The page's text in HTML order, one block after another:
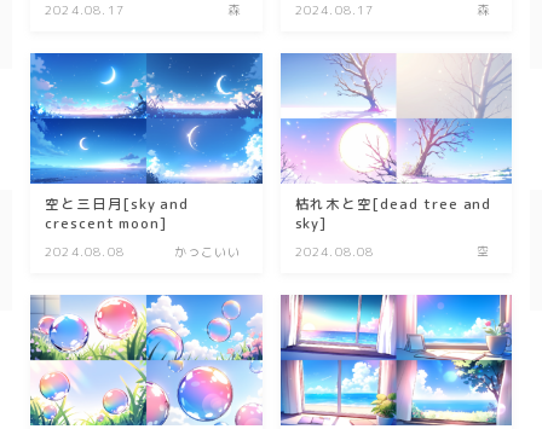
花
食べ物
スイーツ
部屋
キッチン
お風呂
寝室
カスタムお部屋
2024.08.17 森 2024.08.17 森
空と三日月[sky and
crescent moon]
2024.08.08 かっこいい
枯れ木と空[dead tree and
sky]
2024.08.08 空